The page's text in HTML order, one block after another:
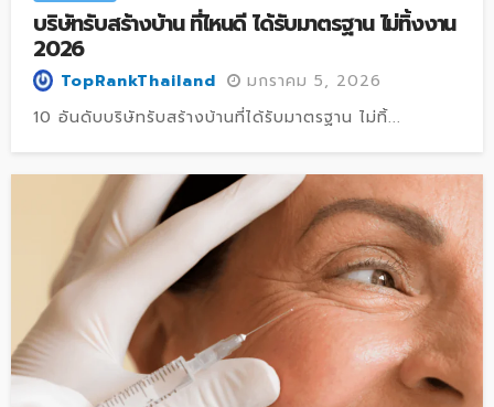
บริษัทรับสร้างบ้าน ที่ไหนดี ได้รับมาตรฐาน ไม่ทิ้งงาน
2026
TopRankThailand
มกราคม 5, 2026
10 อันดับบริษัทรับสร้างบ้านที่ได้รับมาตรฐาน ไม่ทิ้...